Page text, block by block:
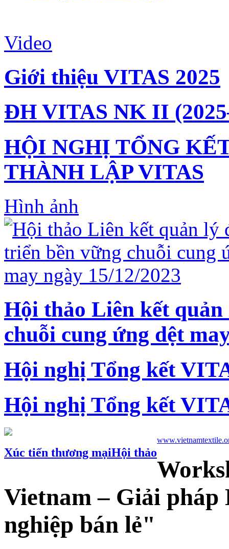
Video
Giới thiệu VITAS 2025
ĐH VITAS NK II
HỘI NGHỊ TỔNG
THÀNH LẬP VITAS
Hình ảnh
Hội thảo Liên kết
chuỗi cung ứng dệt
Hội nghị Tổng kết
Hội nghị Tổng kết
Xúc tiến thương mạiHội thảo
Vietnam – Giải pháp
nghiệp bán lẻ"